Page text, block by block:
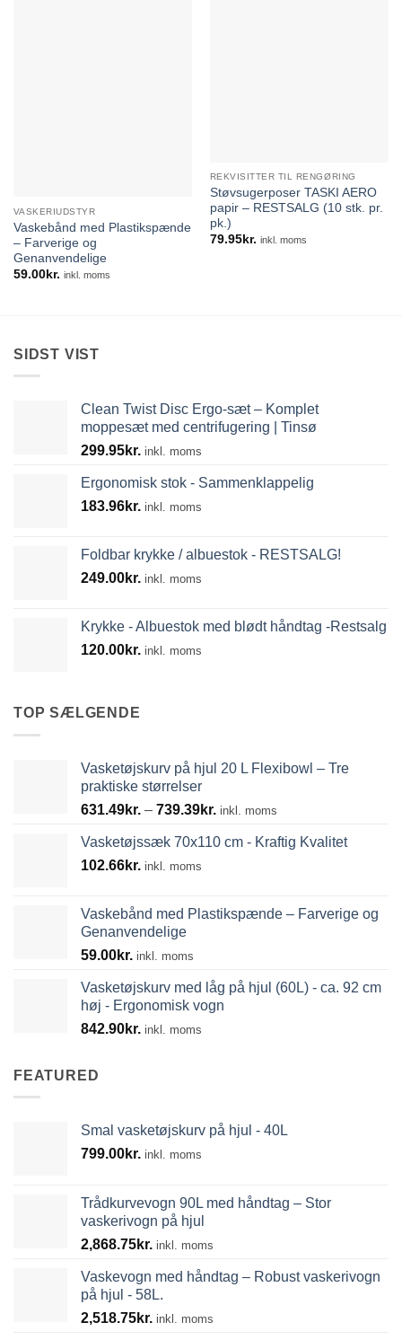
VASKERIUDSTYR
Vaskebånd med Plastikspænde
– Farverige og
Genanvendelige
59.00kr. inkl. moms
REKVISITTER TIL RENGØRING
Støvsugerposer TASKI AERO
papir – RESTSALG (10 stk. pr.
pk.)
79.95kr. inkl. moms
SIDST VIST
Clean Twist Disc Ergo-sæt – Komplet
moppesæt med centrifugering | Tinsø
299.95kr. inkl. moms
Ergonomisk stok - Sammenklappelig
183.96kr. inkl. moms
Foldbar krykke / albuestok - RESTSALG!
249.00kr. inkl. moms
Krykke - Albuestok med blødt håndtag -Restsalg
120.00kr. inkl. moms
TOP SÆLGENDE
Vasketøjskurv på hjul 20 L Flexibowl – Tre
praktiske størrelser
631.49kr. – 739.39kr. Prisinterval:
til
inkl. moms
Vasketøjssæk 70x110 cm - Kraftig Kvalitet
102.66kr. inkl. moms
Vaskebånd med Plastikspænde – Farverige og
Genanvendelige
59.00kr. inkl. moms
Vasketøjskurv med låg på hjul (60L) - ca. 92 cm
høj - Ergonomisk vogn
842.90kr. inkl. moms
FEATURED
Smal vasketøjskurv på hjul - 40L
799.00kr. inkl. moms
Trådkurvevogn 90L med håndtag – Stor
vaskerivogn på hjul
2,868.75kr. inkl. moms
Vaskevogn med håndtag – Robust vaskerivogn
på hjul - 58L.
2,518.75kr. inkl. moms